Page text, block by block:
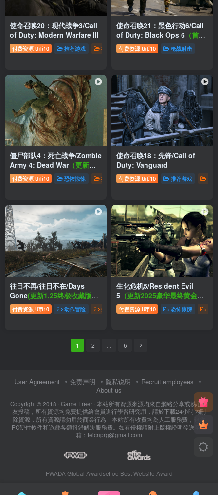
使命召唤20：现代战争3/Call
of Duty: Modern Warfare III
付费资源 U币10 推荐游戏 枪战射击
使命召唤21：黑色行动6/Call
of Duty: Black Ops 6 （首
版，有较多BUG请谨慎下载）
付费资源 U币10 枪战射击
僵尸部队4：死亡战争/Zombie
Army 4: Dead War（更新
2.02版+全地图）
付费资源 U币10 恐怖惊悚 推荐游戏 枪战射击
使命召唤18：先锋/Call of
Duty: Vanguard
付费资源 U币10 推荐游戏 枪
往日不再/往日不在/Days
Gone(更新1.25终极收藏版+
全DLC)
付费资源 U币10 动作冒险 推荐游戏 角色扮演
生化危机5/Resident Evil
5 （更新2025豪华最终黄金版
+全DLC）
付费资源 U币10 恐怖惊悚 推
1 2 6
User Agreement 免责声明 隐私说明
Recruit employees
About us
Copyright © 2018 · Game Freer · 本站所有資源來源均來自網絡分享或熱心網
友投稿，所有資源均免費提供給會員進行學習研究用，請於下載24小時內刪
除資源，所有資源請勿用於商業行為！本站所有收費均為人工服務費，包含
PC硬件軟件和遊戲各類報錯解決服務費。如有侵權請附上版權證明發送至郵
箱：feicnprg@gmail.com
FWADA Global Awardseffoe Best Website Award